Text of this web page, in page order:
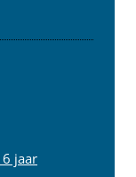
jaar